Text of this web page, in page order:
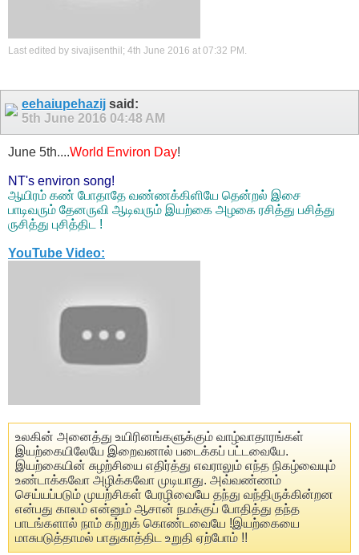
Last edited by sivajisenthil; 4th June 2016 at 07:32 PM
eehaiupehazij said:
5th June 2016 04:48 AM
June 5th....World Environ Day!
NT's environ song!
ஆயிரம் கண் போதாதே வண்ணக்கிளியே தென்றல் இசை
பாடிவரும் தேனருவி ஆடிவரும் இயற்கை அழகை ரசித்து பசித்து
ருசித்து புசித்திட !
YouTube Video:
உலகின் அனைத்து உயிரினங்களுக்கும் வாழ்வாதாரங்கள்
இயற்கையிலேயே இறைவனால் படைக்கப் பட்டவையே.
இயற்கையின் சுழற்சியை எதிர்த்து எவராலும் எந்த நிகழ்வையும்
உண்டாக்கவோ அழிக்கவோ முடியாது. அவ்வண்ணம்
செய்யப்படும் முயற்சிகள் பேரழிவையே தந்து வந்திருக்கின்றன
என்பது காலம் என்னும் ஆசான் நமக்குப் போதித்து தந்த
பாடங்களால் நாம் கற்றுக் கொண்டவையே !இயற்கையை
மாசுபடுத்தாமல் பாதுகாத்திட உறுதி ஏற்போம் !!